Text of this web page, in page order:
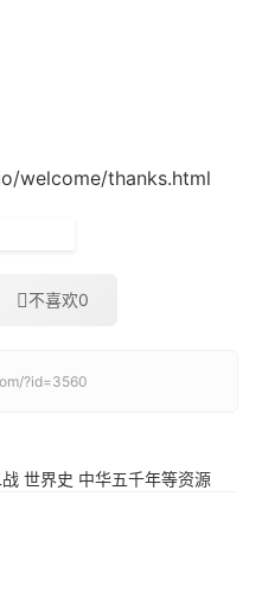
welcome/thanks.html
不喜欢0
?id=3560
世界史 中华五千年等资源